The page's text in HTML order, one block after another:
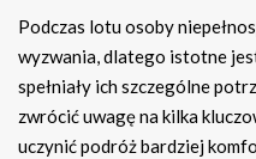
Podczas lotu osoby
wyzwania, dlatego istotne
spełniały ich szczególne
zwrócić uwagę na kilka
uczynić podróż bardziej